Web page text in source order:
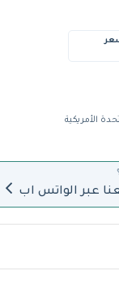
الأمريكية
عبر الواتس اب